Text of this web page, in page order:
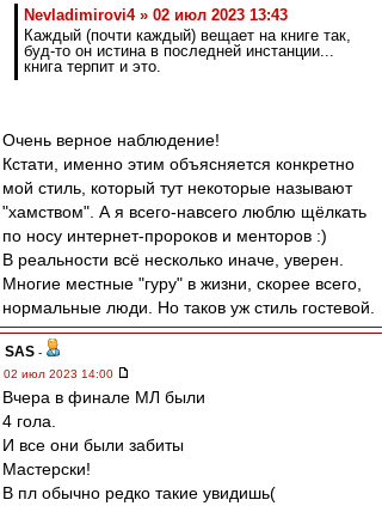
Nevladimirovi4 » 02 июл 2023 13:43
Каждый (почти каждый) вещает на книге так,
буд-то он истина в последней инстанции...
книга терпит и это.
Очень верное наблюдение!
Кстати, именно этим объясняется конкретно
мой стиль, который тут некоторые называют
"хамством". А я всего-навсего люблю щёлкать
по носу интернет-пророков и менторов :)
В реальности всё несколько иначе, уверен.
Многие местные "гуру" в жизни, скорее всего,
нормальные люди. Но таков уж стиль гостевой.
SAS -
02 июл 2023 14:00
Вчера в финале МЛ были
4 гола.
И все они были забиты
Мастерски!
В пл обычно редко такие увидишь(